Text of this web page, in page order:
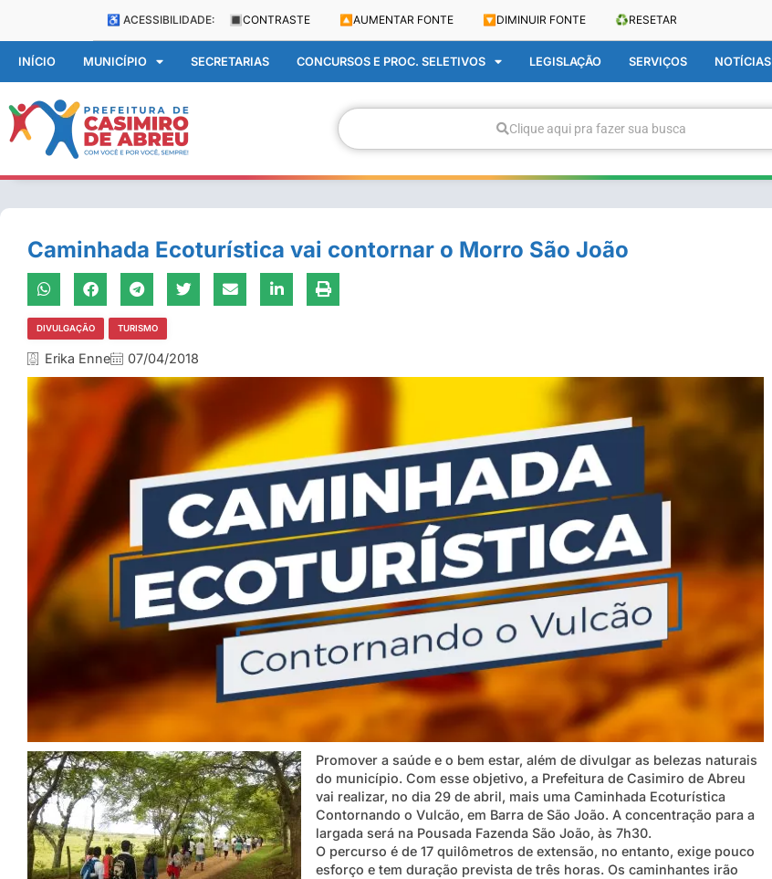
♿ ACESSIBILIDADE: 🔳 CONTRASTE 🔼 AUMENTAR FONTE 🔽 DIMINUIR FONTE ♻️RESETAR
INÍCIO MUNICÍPIO SECRETARIAS CONCURSOS E PROC. SELETIVOS LEGISLAÇÃO SERVIÇOS NOTÍCIAS
Clique aqui pra fazer sua busca
Caminhada Ecoturística vai contornar o Morro São João
DIVULGAÇÃO TURISMO
Erika Enne 07/04/2018
Promover a saúde e o bem estar, além de divulgar as belezas naturais
do município. Com esse objetivo, a Prefeitura de Casimiro de Abreu
vai realizar, no dia 29 de abril, mais uma Caminhada Ecoturística
Contornando o Vulcão, em Barra de São João. A concentração para a
largada será na Pousada Fazenda São João, às 7h30.
O percurso é de 17 quilômetros de extensão, no entanto, exige pouco
esforço e tem duração prevista de três horas. Os caminhantes irão